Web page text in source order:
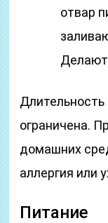
отвар
Делают
ограничена.
домашних
аллергия или
Питание